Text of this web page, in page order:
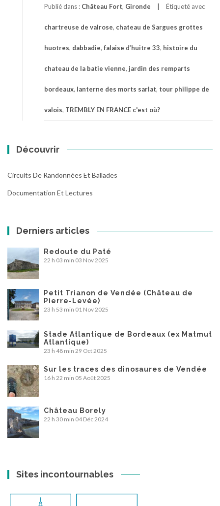
Publié dans : Château Fort, Gironde Étiqueté avec
chartreuse de valrose, chateau de Sargues grottes
huotres, dabbadie, falaise d’huitre 33, histoire du
chateau de la batie vienne, jardin des remparts
bordeaux, lanterne des morts sarlat, tour philippe de
valois, TREMBLY EN FRANCE c'est où?
Découvrir
Circuits De Randonnées Et Ballades
Documentation Et Lectures
Derniers articles
Redoute du Paté
22 h 03 min 03 Nov 2025
Petit Trianon de Vendée (Château de
Pierre-Levée)
23 h 53 min 01 Nov 2025
Stade Atlantique de Bordeaux (ex Matmut
Atlantique)
23 h 48 min 29 Oct 2025
Sur les traces des dinosaures de Vendée
16 h 22 min 05 Août 2025
Château Borely
22 h 30 min 04 Déc 2024
Sites incontournables